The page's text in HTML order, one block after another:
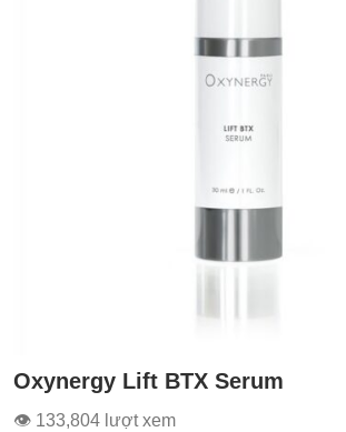
Oxynergy Lift BTX Serum
👁 133,804 lượt xem